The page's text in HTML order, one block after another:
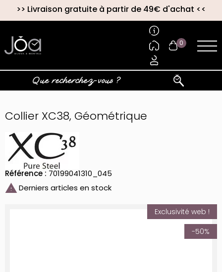
>> Livraison gratuite à partir de 49€ d'achat <<
0
Collier XC38, Géométrique
Référence : 70199041310_045
 Derniers articles en stock
Exclusivité web !
-50%